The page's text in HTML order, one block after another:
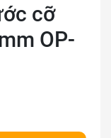
cỡ
OP-